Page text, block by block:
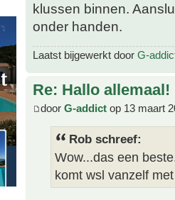
klussen binnen.
onder handen.
Laatst bijgewerkt door G-
Re: Hallo allemaal!
door G-addict op 13 maart
Rob schreef:
Wow...das een
komt wsl vanzelf